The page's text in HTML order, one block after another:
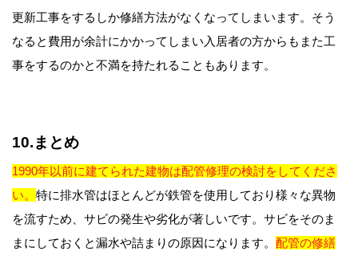
更新工事をするしか修繕方法がなくなってしまいます。そう
なると費用が余計にかかってしまい入居者の方からもまた工
事をするのかと不満を持たれることもあります。
10.まとめ
1990年以前に建てられた建物は配管修理の検討をしてくださ
い。 特に排水管はほとんどが鉄管を使用しており様々な異物
を流すため、サビの発生や劣化が著しいです。サビをそのま
まにしておくと漏水や詰まりの原因になります。 配管の修繕